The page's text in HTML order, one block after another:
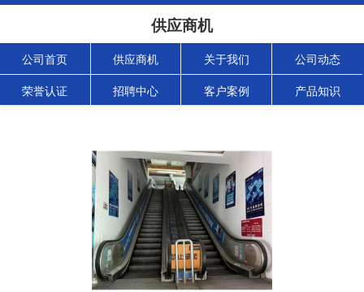
供应商机
公司首页 供应商机 关于我们 公司动态
荣誉认证 招聘中心 客户案例 产品知识